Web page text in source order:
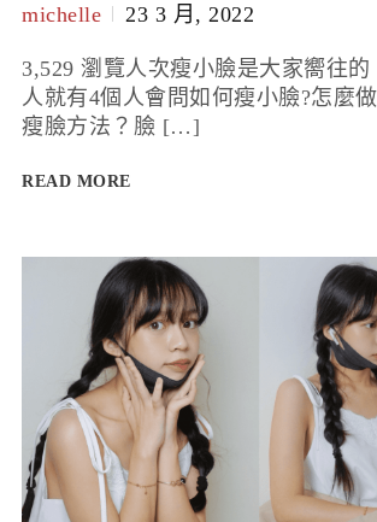
michelle 23 3 月, 2022
3,529 瀏覽人次瘦小臉是大家嚮往的
人就有4個人會問如何瘦小臉?怎麼
瘦臉方法？臉 […]
READ MORE